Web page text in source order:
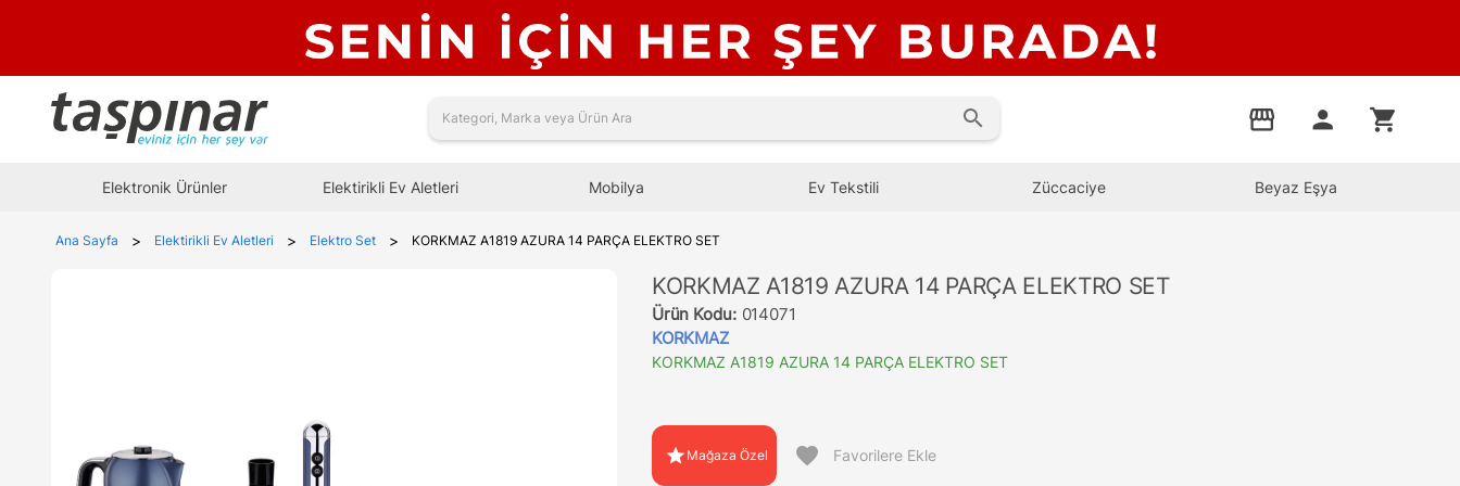
search storefront person shopping_cart
Elektronik Ürünler Elektirikli Ev Aletleri Mobilya Ev Tekstili Züccaciye Beyaz Eşya
Ana Sayfa > Elektirikli Ev Aletleri > Elektro Set > KORKMAZ A1819 AZURA 14 PARÇA ELEKTRO SET
KORKMAZ A1819 AZURA 14 PARÇA ELEKTRO SET
Ürün Kodu: 014071
KORKMAZ
KORKMAZ A1819 AZURA 14 PARÇA ELEKTRO SET
star Mağaza Özel favorite Favorilere Ekle